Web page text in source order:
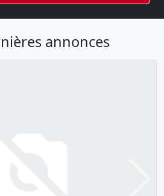
annonces